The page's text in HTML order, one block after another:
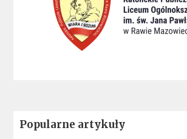
Popularne artykuły